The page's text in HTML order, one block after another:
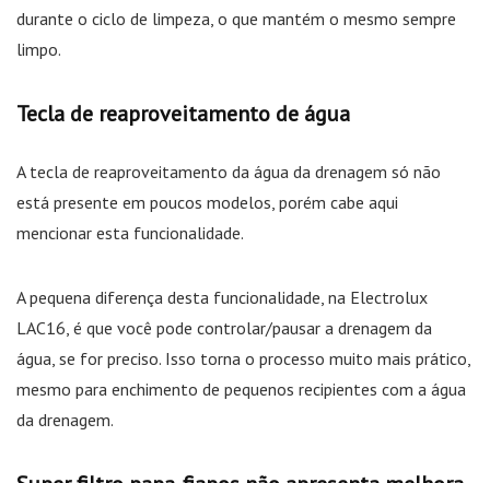
durante o ciclo de limpeza, o que mantém o mesmo sempre
limpo.
Tecla de reaproveitamento de água
A tecla de reaproveitamento da água da drenagem só não
está presente em poucos modelos, porém cabe aqui
mencionar esta funcionalidade.
A pequena diferença desta funcionalidade, na Electrolux
LAC16, é que você pode controlar/pausar a drenagem da
água, se for preciso. Isso torna o processo muito mais prático,
mesmo para enchimento de pequenos recipientes com a água
da drenagem.